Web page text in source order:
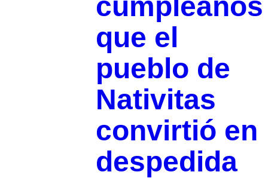
que el
pueblo de
Nativitas
convirtió en
despedida